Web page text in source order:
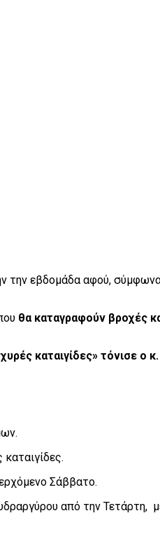
την εβδομάδα αφού,
θα καταγραφούν βροχές
καταιγίδες» τόνισε ο
Σάββατο.
από την Τετάρτη,